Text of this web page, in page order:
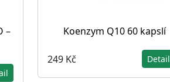
– Koenzym Q10 60 kapslí
249 Kč Detail